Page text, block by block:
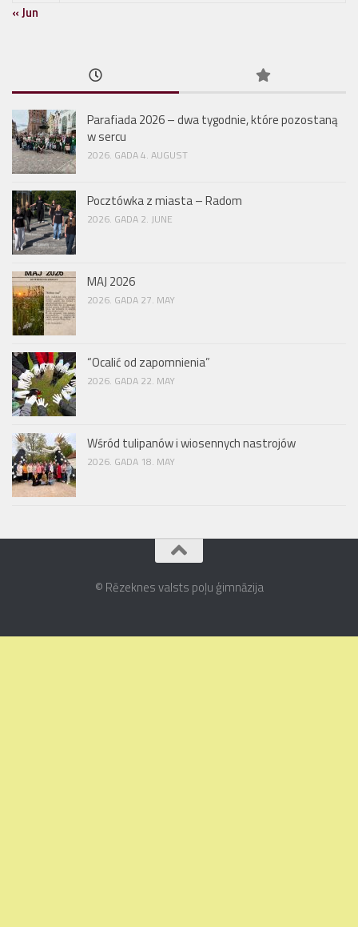
« Jun
Parafiada 2026 – dwa tygodnie, które pozostaną
w sercu
2026. GADA 4. AUGUST
Pocztówka z miasta – Radom
2026. GADA 2. JUNE
MAJ 2026
2026. GADA 27. MAY
“Ocalić od zapomnienia”
2026. GADA 22. MAY
Wśród tulipanów i wiosennych nastrojów
2026. GADA 18. MAY
© Rēzeknes valsts poļu ģimnāzija